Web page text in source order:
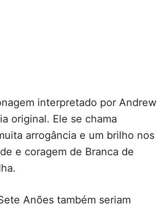
interpretado por Andrew
original. Ele se chama
arrogância e um brilho nos
e coragem de Branca de
Anões também seriam